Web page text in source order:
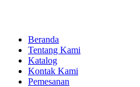
Beranda
Tentang Kami
Katalog
Kontak Kami
Pemesanan